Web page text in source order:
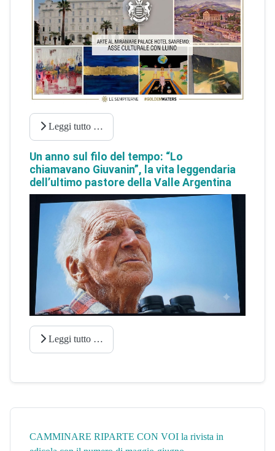
Leggi tutto …
Un anno sul filo del tempo: “Lo
chiamavano Giuvanin”, la vita leggendaria
dell’ultimo pastore della Valle Argentina
Leggi tutto …
CAMMINARE RIPARTE CON VOI la rivista in